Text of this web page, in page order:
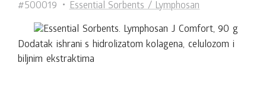
#500019 Essential Sorbents / Lymphosan
Dodatak ishrani s hidrolizatom kolagena, celulozom i
biljnim ekstraktima